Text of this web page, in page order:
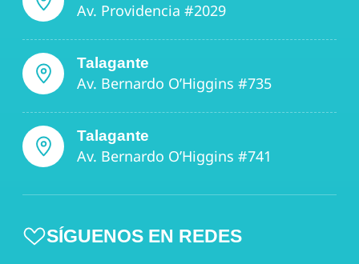
Av. Providencia #2029
Talagante
Av. Bernardo O’Higgins #735
Talagante
Av. Bernardo O’Higgins #741
SÍGUENOS EN REDES